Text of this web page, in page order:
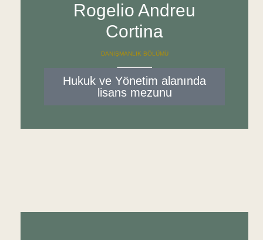
Rogelio Andreu
Cortina
DANIŞMANLIK BÖLÜMÜ
Hukuk ve Yönetim alanında
lisans mezunu